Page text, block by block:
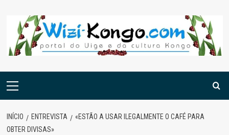
content
Menu
INÍCIO ENTREVISTA
«ESTÃO A USAR ILEGALMENTE O CAFÉ PARA
OBTER DIVISAS»